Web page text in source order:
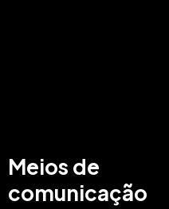
Meios de
comunicação